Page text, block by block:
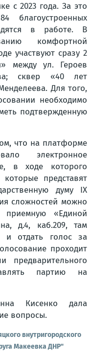
с 2023 года. За это
в работе. В
комфортной
участвуют сразу 2
между ул. Героев
сквер «40 лет
Для того,
необходимо
подтвержденную
что на платформе
электронное
в ходе которого
представят
думу IX
сложностей можно
приемную «Единой
д.4, каб.209, там
и отдать голос за
проходит
партию на
Кисенко дала
вопросы.
внутригородского
Макеевка ДНР"